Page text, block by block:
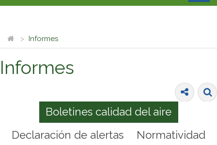
Informes
Informes
Boletines calidad del aire
Declaración de alertas
Normatividad